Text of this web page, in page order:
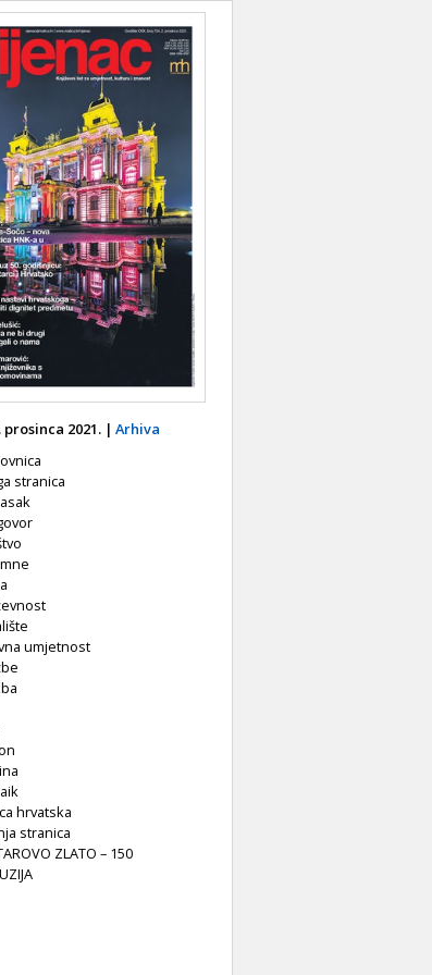
prosinca 2021. | Arhiva
stranica
umjetnost
hrvatska
stranica
ZLATO – 150